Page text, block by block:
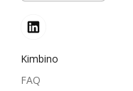
Kimbino
FAQ